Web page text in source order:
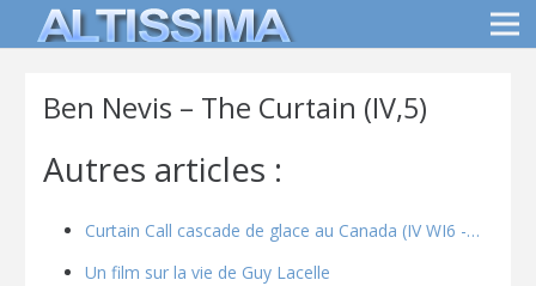
Ben Nevis – The Curtain (IV,5)
Autres articles :
Curtain Call cascade de glace au Canada (IV WI6 -…
Un film sur la vie de Guy Lacelle